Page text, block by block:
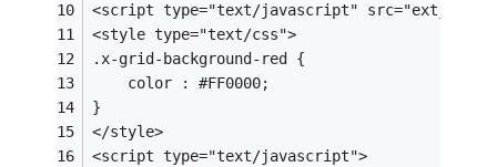
<script type="text/javascript" src="extjs/
<style type="text/css">
.x-grid-background-red {
	color : #FF0000;
}
</style>
<script type="text/javascript">